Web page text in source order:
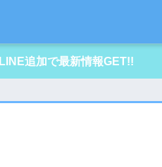
LINE追加で最新情報GET!!